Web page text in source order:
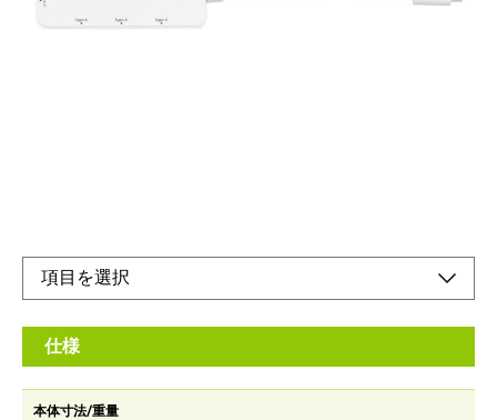
¥4,980+ 税
仕様
本体寸法/重量